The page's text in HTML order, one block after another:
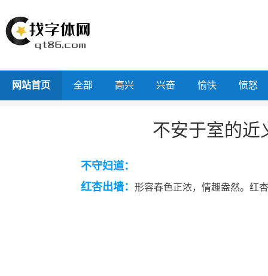
网站首页 全部 高兴 兴奋 愉快 愤怒
不安于室的近
不守妇道：
红杏出墙： 形容春色正浓，情趣盎然。红